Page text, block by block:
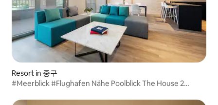
Resort in 중구
#Meerblick #Flughafen Nähe Poolblick The House 2